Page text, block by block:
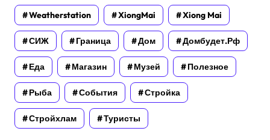
Weatherstation XiongMai Xiong Mai
СИЖ Граница Дом Домбудет.рф
Еда Магазин Музей Полезное
Рыба События Стройка
Стройхлам Туристы